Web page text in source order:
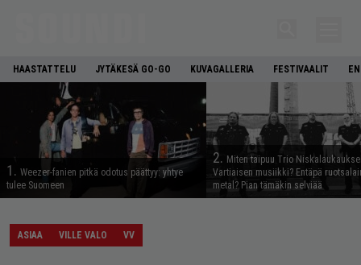
HAASTATTELU JYTÄKESÄ GO-GO KUVAGALLERIA FESTIVAALIT
1. Weezer-fanien pitkä odotus päättyy: yhtye
tulee Suomeen
2. Miten taipuu Trio
Vartiaisen musiikki? Entäpä
metal? Pian tämäkin selviää
ASIAA VILLE VALO VV